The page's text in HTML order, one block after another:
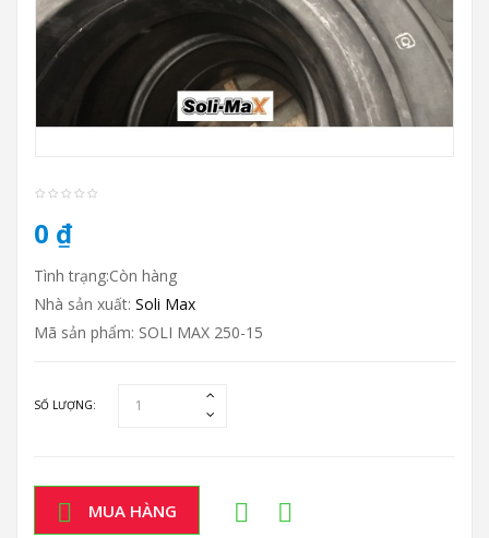
0 ₫
Tình trạng:Còn hàng
Nhà sản xuất: Soli Max
Mã sản phẩm: SOLI MAX 250-15
SỐ LƯỢNG:
MUA HÀNG